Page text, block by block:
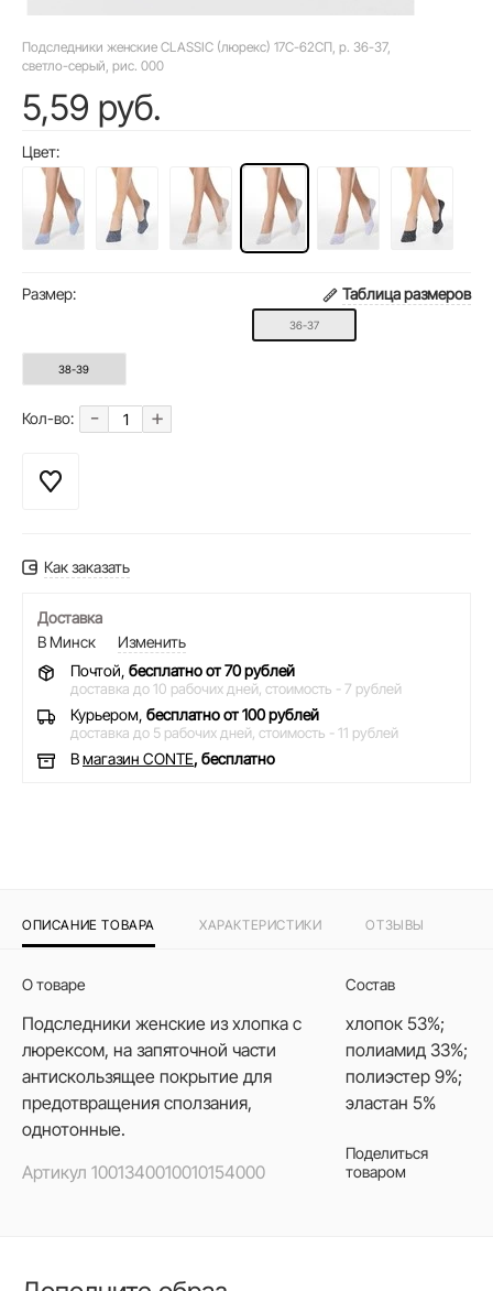
Подследники женские CLASSIC (люрекс) 17С-62СП, р. 36-37,
светло-серый, рис. 000
5,59 руб.
Цвет:
Размер: Таблица размеров
36-37
38-39
Кол-во: - +
Как заказать
Доставка
В Минск
Изменить
Почтой, бесплатно от 70 рублей
доставка до 10 рабочих дней, стоимость - 7 рублей
Курьером, бесплатно от 100 рублей
доставка до 5 рабочих дней, стоимость - 11 рублей
Вмагазин CONTE, бесплатно
ОПИСАНИЕ ТОВАРА ХАРАКТЕРИСТИКИ ОТЗЫВЫ
О товаре
Подследники женские из хлопка с
люрексом, на запяточной части
антискользящее покрытие для
предотвращения сползания,
однотонные.
Артикул 1001340010010154000
Состав
хлопок 53%;
полиамид 33%;
полиэстер 9%;
эластан 5%
Поделиться
товаром